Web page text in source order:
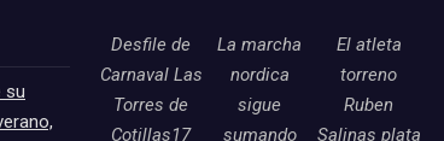
su
Desfile de
Carnaval Las
Torres de
Cotillas17
La marcha
nordica
sigue
sumando
El atleta
torreno
Ruben
Salinas plata